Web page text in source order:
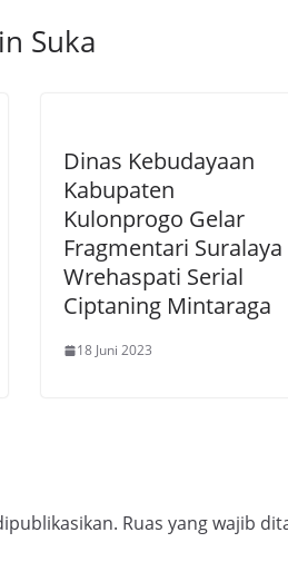
Suka
Dinas Kebudayaan
Kabupaten
Kulonprogo Gelar
Fragmentari Suralaya
Wrehaspati Serial
Ciptaning Mintaraga
18 Juni 2023
Ruas yang wajib